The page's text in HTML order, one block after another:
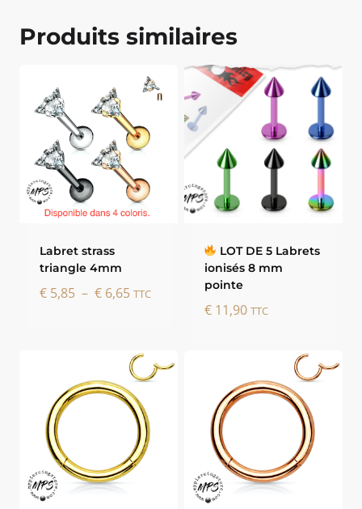
Produits similaires
Labret strass
triangle 4mm
€5,85 – €6,65Plage
€ 5,85
à
€ 6,65
TTC
LOT DE 5 Labrets
ionisés 8 mm
pointe
€11,90 TTC